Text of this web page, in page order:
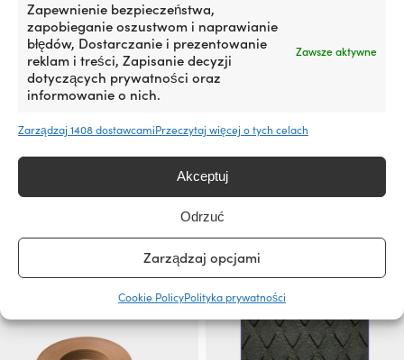
Zapewnienie bezpieczeństwa,
zapobieganie oszustwom i naprawianie
błędów, Dostarczanie i prezentowanie
reklam i treści, Zapisanie decyzji
dotyczących prywatności oraz
informowanie o nich.
Zawsze aktywne
Zarządzaj 1408 dostawcamiPrzeczytaj więcej o tych celach
Akceptuj
Odrzuć
Zarządzaj opcjami
Cookie PolicyPolityka prywatności
Mata antypoślizgowa /
Treadmaster Comfort Grip
1200 x 900 x 2 mm
VAT wlicz.
ZAMÓWIENIE
Korek teakowy Roca, Ø6 mm,
16,46
VAT wlicz.
PRODUKT DOSTĘPNY NA
ZAMÓWIENIE